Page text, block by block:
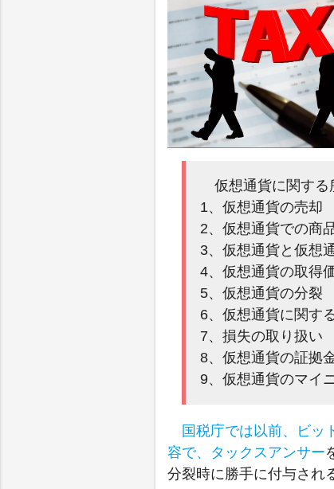
仮想通貨に関す
1、仮想通貨の売却
2、仮想通貨での商
3、仮想通貨と仮想
4、仮想通貨の取得
5、仮想通貨の分裂
6、仮想通貨に関す
7、損失の取り扱い
8、仮想通貨の証拠
9、仮想通貨のマイ
国税庁では以前、ビッ
容で、タックスアンサー
分裂時に勝手に付与され